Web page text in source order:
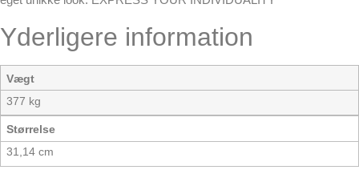
Yderligere information
Vægt
377 kg
Størrelse
31,14 cm